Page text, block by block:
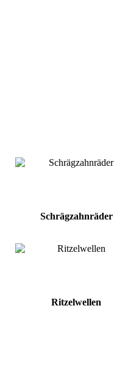
Schrägzahnräder
Ritzelwellen